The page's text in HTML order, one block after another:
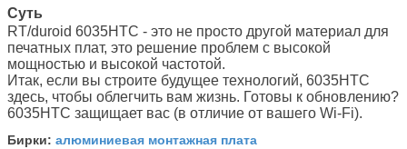
Суть
RT/duroid 6035HTC - это не просто другой материал для
печатных плат, это решение проблем с высокой
мощностью и высокой частотой.
Итак, если вы строите будущее технологий, 6035HTC
здесь, чтобы облегчить вам жизнь. Готовы к обновлению?
6035HTC защищает вас (в отличие от вашего Wi-Fi).
Бирки: алюминиевая монтажная плата